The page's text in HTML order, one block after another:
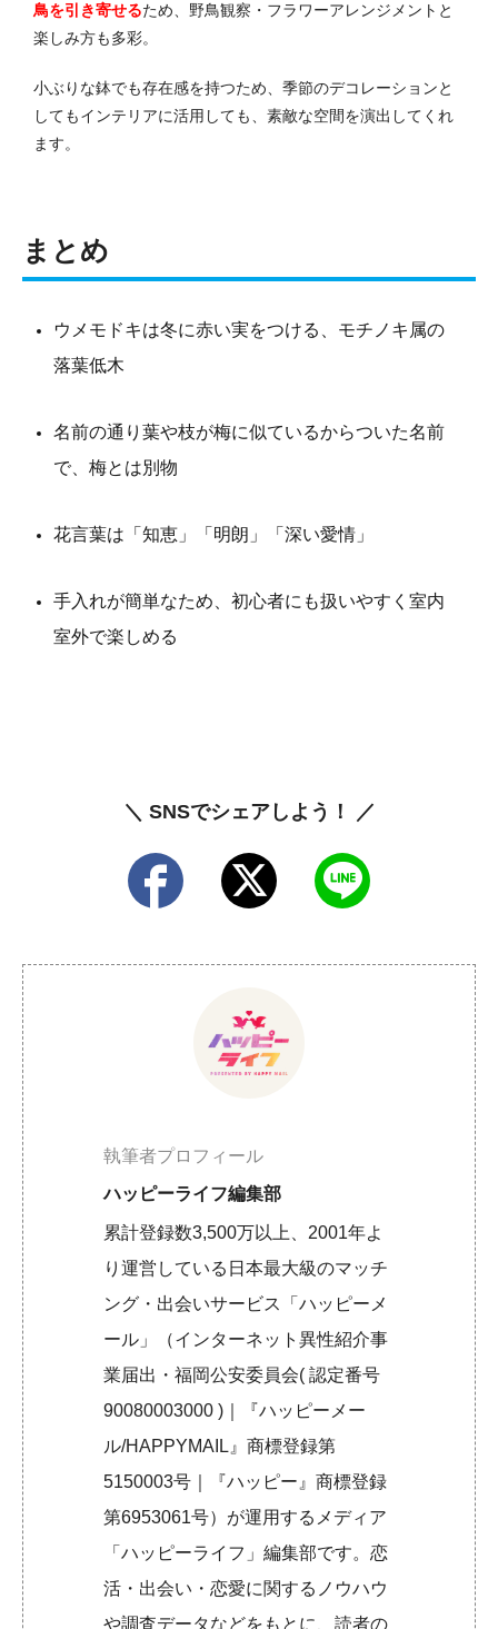
鳥を引き寄せるため、野鳥観察・フラワーアレンジメントと
楽しみ方も多彩。
小ぶりな鉢でも存在感を持つため、季節のデコレーションと
してもインテリアに活用しても、素敵な空間を演出してくれ
ます。
まとめ
ウメモドキは冬に赤い実をつける、モチノキ属の
落葉低木
名前の通り葉や枝が梅に似ているからついた名前
で、梅とは別物
花言葉は「知恵」「明朗」「深い愛情」
手入れが簡単なため、初心者にも扱いやすく室内
室外で楽しめる
＼ SNSでシェアしよう！ ／
執筆者プロフィール
ハッピーライフ編集部
累計登録数3,500万以上、2001年よ
り運営している日本最大級のマッチ
ング・出会いサービス「ハッピーメ
ール」（インターネット異性紹介事
業届出・福岡公安委員会( 認定番号
90080003000 )｜『ハッピーメー
ル/HAPPYMAIL』商標登録第
5150003号｜『ハッピー』商標登録
第6953061号）が運用するメディア
「ハッピーライフ」編集部です。恋
活・出会い・恋愛に関するノウハウ
や調査データなどをもとに、読者の